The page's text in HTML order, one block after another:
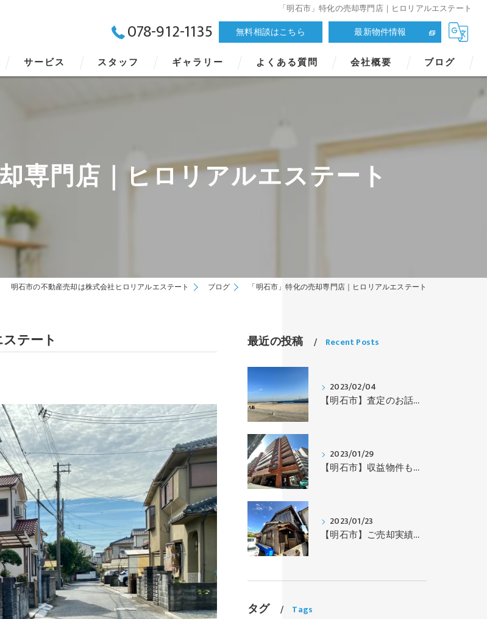
「明石市」特化の売却専門店｜ヒロリアルエステート
078-912-1135 無料相談はこちら 最新物件情報
サービス スタッフ ギャラリー よくある質問 会社概要 ブログ
専門店｜ヒロリアルエステート
明石市の不動産売却は株式会社ヒロリアルエステート ブログ 「明石市」特化の売却専門店｜ヒロリアルエステート
テート 最近の投稿 Recent Posts
2023/02/04
【明石市】査定のお話｜ヒロリアルエステート
2023/01/29
【明石市】収益物件もお預かりします｜ヒロリアルエステート
2023/01/23
【明石市】ご売却実績｜ヒロリアルエステート
タグ Tags